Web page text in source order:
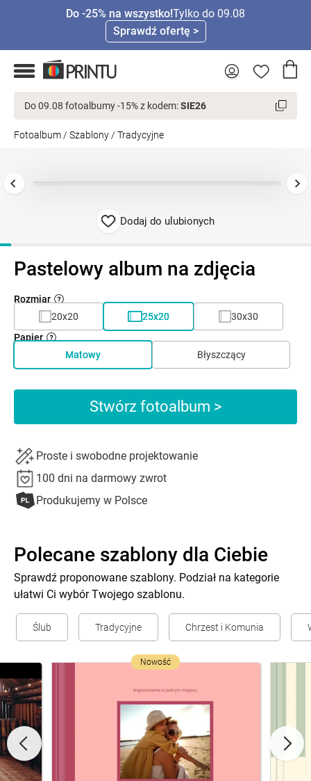
Do -25% na wszystko!Tylko do 09.08
Sprawdź ofertę >
Do 09.08 fotoalbumy -15% z kodem:SIE26
Fotoalbum / Szablony / Tradycyjne
Dodaj do ulubionych
Pastelowy album na zdjęcia
Rozmiar
20x20
25x20
30x30
Papier
Matowy
Błyszczący
Stwórz fotoalbum >
Proste i swobodne projektowanie
100 dni na darmowy zwrot
Produkujemy w Polsce
Polecane szablony dla Ciebie
Sprawdź proponowane szablony. Podział na kategorie
ułatwi Ci wybór Twojego szablonu.
Ślub Tradycyjne Chrzest i Komunia
Nowość